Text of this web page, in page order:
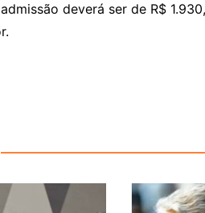
deverá ser de R$